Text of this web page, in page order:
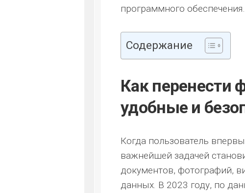
программного обеспечения.
Содержание
Как перенести
удобные и
Когда пользователь
важнейшей задачей
документов, фотографий,
данных. В 2023 году, по